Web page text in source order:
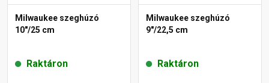
Milwaukee szeghúzó
10"/25 cm
Raktáron
Milwaukee szeghúzó
9"/22,5 cm
Raktáron